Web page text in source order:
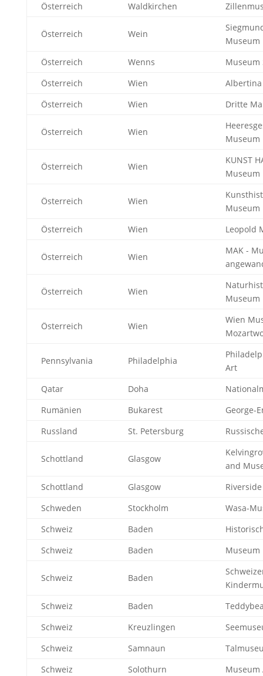
Österreich
Waldkirchen
Österreich Wein
Museum
Österreich
Wenns
Museum
Österreich
Wien
Albertina
Österreich
Wien Dritte
Österreich Wien
Museum
Österreich Wien
KUNST
Museum
Österreich Wien
Museum
Österreich
Wien Leopold
Österreich Wien
MAK -
Österreich Wien
Museum
Österreich Wien
Wien
Pennsylvania Philadelphia
Art
Qatar
Doha
Rumänien
Bukarest
George-
Russland
St. Petersburg
Schottland Glasgow
and
Schottland
Glasgow
Schweden
Stockholm
Wasa-
Schweiz
Baden
Schweiz
Baden Museum
Schweiz Baden
Schweiz
Baden
Schweiz
Kreuzlingen
Schweiz
Samnaun
Schweiz
Solothurn Museum